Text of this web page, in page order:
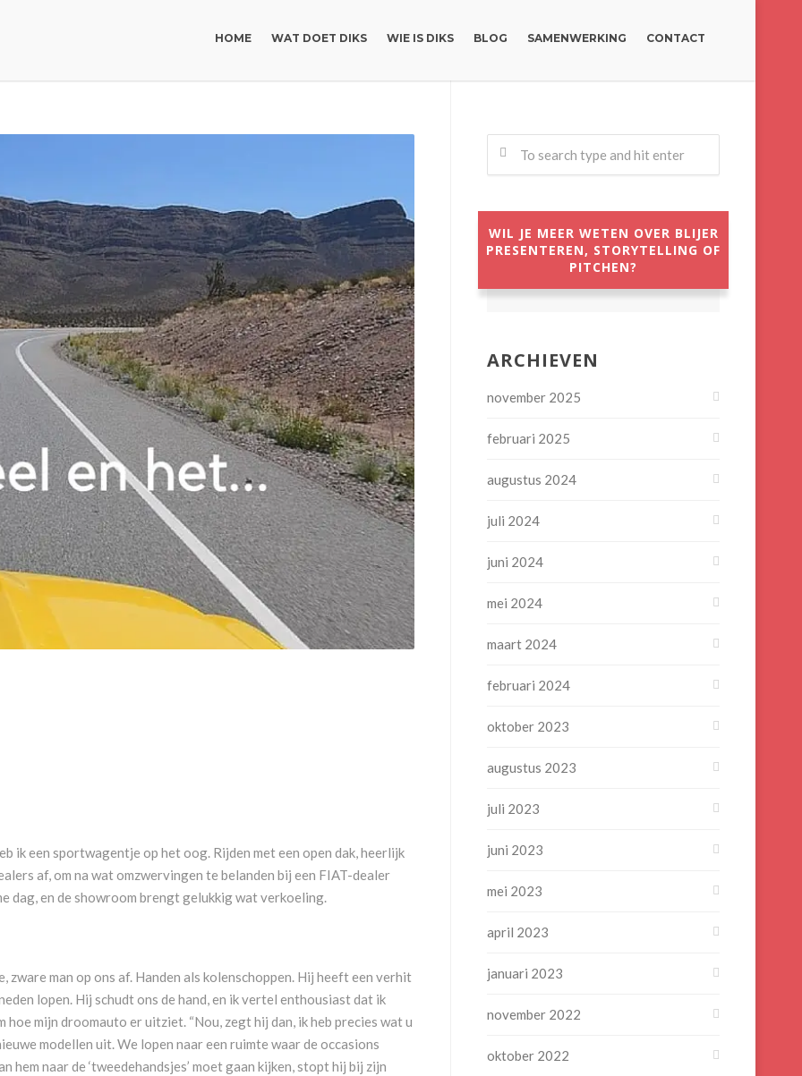
HOME WAT DOET DIKS WIE IS DIKS BLOG SAMENWERKING CONTACT
ik een sportwagentje op het oog. Rijden met een open dak, heerlijk
af, om na wat omzwervingen te belanden bij een FIAT-dealer
dag, en de showroom brengt gelukkig wat verkoeling.
zware man op ons af. Handen als kolenschoppen. Hij heeft een verhit
lopen. Hij schudt ons de hand, en ik vertel enthousiast dat ik
mijn droomauto er uitziet. “Nou, zegt hij dan, ik heb precies wat u
modellen uit. We lopen naar een ruimte waar de occasions
naar de ‘tweedehandsjes’ moet gaan kijken, stopt hij bij zijn
WIL JE MEER WETEN OVER BLIJER
PRESENTEREN, STORYTELLING OF
PITCHEN?
ARCHIEVEN
november 2025
februari 2025
augustus 2024
juli 2024
juni 2024
mei 2024
maart 2024
februari 2024
oktober 2023
augustus 2023
juli 2023
juni 2023
mei 2023
april 2023
januari 2023
november 2022
oktober 2022